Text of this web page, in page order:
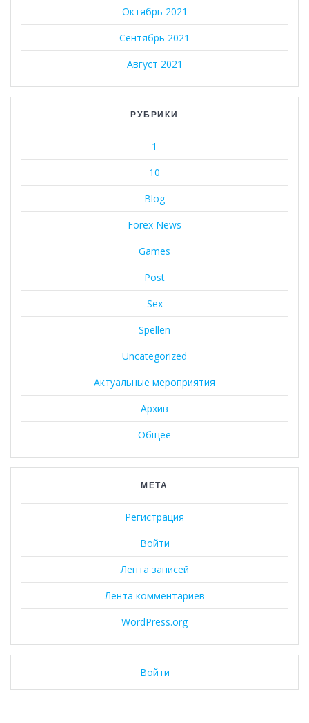
Октябрь 2021
Сентябрь 2021
Август 2021
РУБРИКИ
1
10
Blog
Forex News
Games
Post
Sex
Spellen
Uncategorized
Актуальные мероприятия
Архив
Общее
МЕТА
Регистрация
Войти
Лента записей
Лента комментариев
WordPress.org
Войти